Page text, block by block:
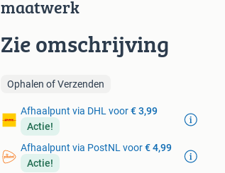
maatwerk
Zie omschrijving
Ophalen of Verzenden
Afhaalpunt via DHL voor€ 3,99
Actie!
Afhaalpunt via PostNL voor€ 4,99
Actie!